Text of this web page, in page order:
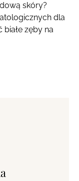
skóry?
dla
białe zęby na